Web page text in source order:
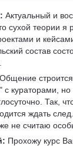
Актуальный и
сухой теории я
и
состав
Общение
с кураторами,
Так,
ждать
не считаю
Прохожу курс